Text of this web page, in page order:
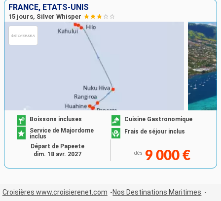
FRANCE, ÉTATS-UNIS
15 jours, Silver Whisper
Boissons incluses
Cuisine Gastronomique
Service de Majordome
inclus
Frais de séjour inclus
dès 9 000 €
Départ de Papeete
dim. 18 avr. 2027
Croisières www.croisierenet.com
Nos Destinations Maritimes